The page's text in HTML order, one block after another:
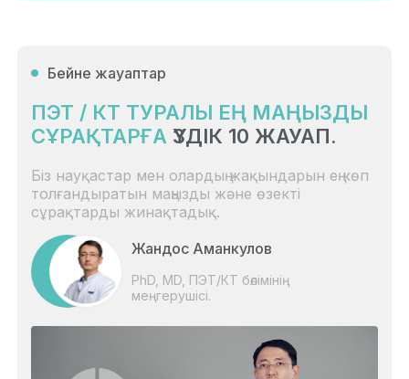
Бейне жауаптар
ПЭТ / КТ ТУРАЛЫ ЕҢ МАҢЫЗДЫ
СҰРАҚТАРҒА ҮЗДІК 10 ЖАУАП.
Біз науқастар мен олардың жақындарын ең көп
толғандыратын маңызды және өзекті
сұрақтарды жинақтадық.
Жандос Аманкулов
PhD, MD, ПЭТ/КТ бөлімінің
меңгерушісі.